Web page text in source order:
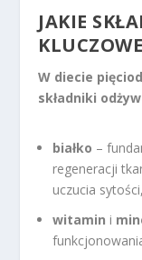
JAKIE
W diecie
składniki
białko –
regeneracji
uczucia sytości,
witamin i